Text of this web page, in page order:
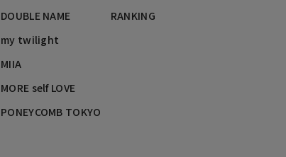
DOUBLE NAME
my twilight
MIIA
MORE self LOVE
PONEYCOMB TOKYO
RANKING